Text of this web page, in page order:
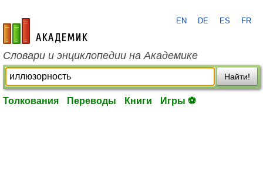
academic.ru
EN DE ES FR
Словари и энциклопедии на Академике
Найти!
Толкования Переводы Книги Игры ⚽